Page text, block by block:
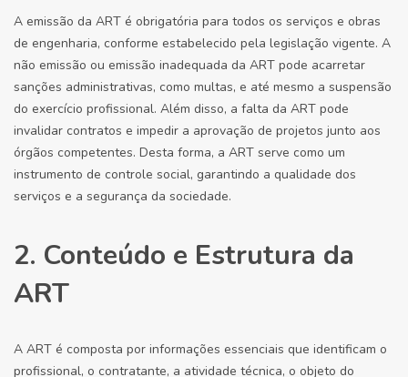
A emissão da ART é obrigatória para todos os serviços e obras
de engenharia, conforme estabelecido pela legislação vigente. A
não emissão ou emissão inadequada da ART pode acarretar
sanções administrativas, como multas, e até mesmo a suspensão
do exercício profissional. Além disso, a falta da ART pode
invalidar contratos e impedir a aprovação de projetos junto aos
órgãos competentes. Desta forma, a ART serve como um
instrumento de controle social, garantindo a qualidade dos
serviços e a segurança da sociedade.
2. Conteúdo e Estrutura da
ART
A ART é composta por informações essenciais que identificam o
profissional, o contratante, a atividade técnica, o objeto do